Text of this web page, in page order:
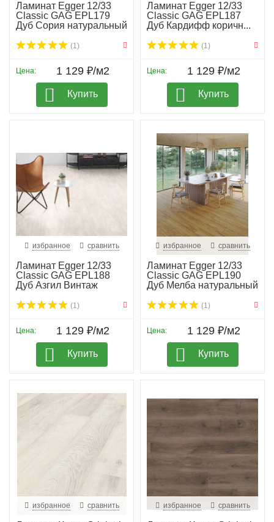
Ламинат Egger 12/33
Classic GAG EPL179
Дуб Сория натуральный
(1)
Цена: 1 129 ₽/м2
Купить
Ламинат Egger 12/33
Classic GAG EPL187
Дуб Кардифф коричн...
(1)
Цена: 1 129 ₽/м2
Купить
избранное сравнить
Ламинат Egger 12/33
Classic GAG EPL188
Дуб Азгил Винтаж
(1)
Цена: 1 129 ₽/м2
Купить
избранное сравнить
Ламинат Egger 12/33
Classic GAG EPL190
Дуб Мелба натуральный
(1)
Цена: 1 129 ₽/м2
Купить
избранное сравнить избранное сравнить